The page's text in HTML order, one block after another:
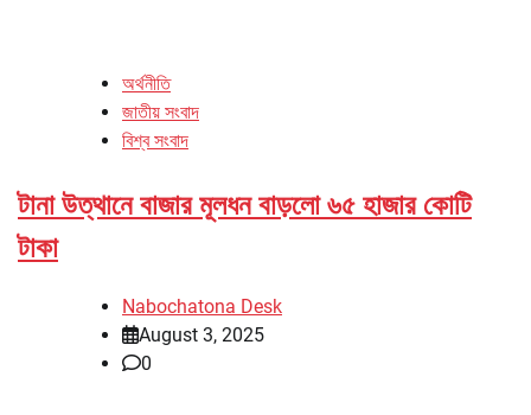
অর্থনীতি
জাতীয় সংবাদ
বিশ্ব সংবাদ
টানা উত্থানে বাজার মূলধন বাড়লো ৬৫ হাজার কোটি
টাকা
Nabochatona Desk
August 3, 2025
0